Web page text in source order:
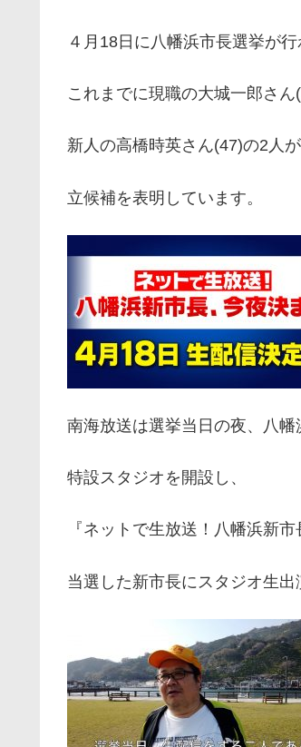
４月18日に八幡浜市長選挙が行
これまでに現職の大城一郎さん
新人の高橋時英さん(47)の2人が
立候補を表明しています。
南海放送は選挙当日の夜、八幡
特設スタジオを開設し、
『ネットで生放送！八幡浜新
当選した新市長にスタジオ生出